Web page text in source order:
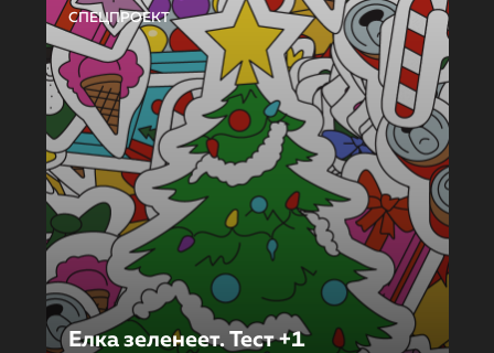
СПЕЦПРОЕКТ
Елка зеленеет. Тест +1